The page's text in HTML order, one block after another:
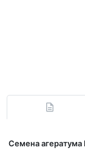
Семена